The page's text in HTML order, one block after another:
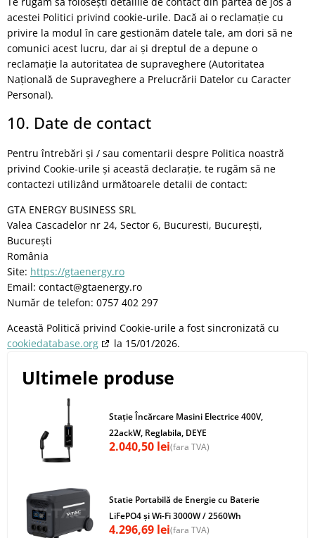
acestei Politici privind cookie-urile. Dacă ai o reclamație cu
privire la modul în care gestionăm datele tale, am dori să ne
comunici acest lucru, dar ai și dreptul de a depune o
reclamație la autoritatea de supraveghere (Autoritatea
Națională de Supraveghere a Prelucrării Datelor cu Caracter
Personal).
10. Date de contact
Pentru întrebări și / sau comentarii despre Politica noastră
privind Cookie-urile și această declarație, te rugăm să ne
contactezi utilizând următoarele detalii de contact:
GTA ENERGY BUSINESS SRL
Valea Cascadelor nr 24, Sector 6, Bucuresti, București,
București
România
Site: https://gtaenergy.ro
Email: contact@gtaenergy.ro
Număr de telefon: 0757 402 297
Această Politică privind Cookie-urile a fost sincronizată cu
cookiedatabase.org
la 15/01/2026.
Ultimele produse
Stație Încărcare Masini Electrice 400V,
22ackW, Reglabila, DEYE
2.040,50 lei(fara TVA)
Statie Portabilă de Energie cu Baterie
LiFePO4 și Wi-Fi 3000W / 2560Wh
4.296,69 lei(fara TVA)